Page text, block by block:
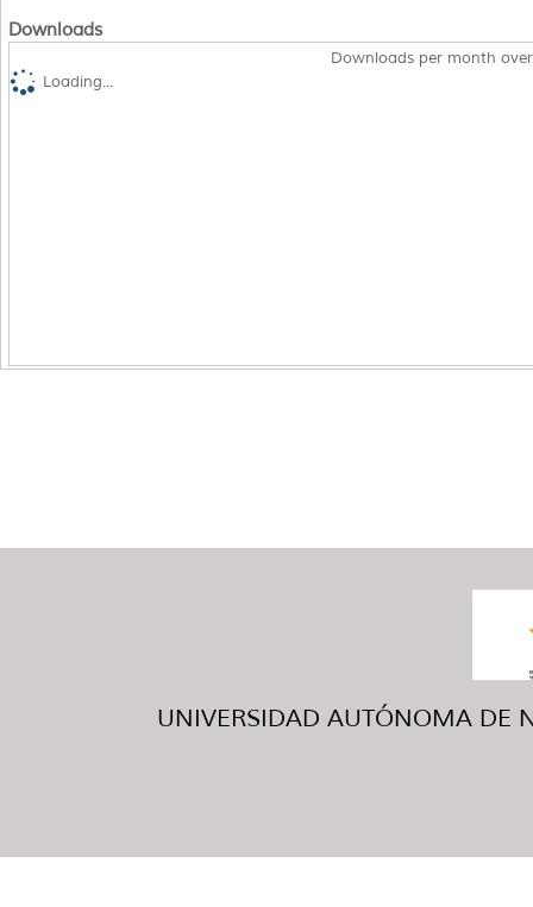
Downloads
Downloads per month
Loading...
UNIVERSIDAD AUTÓNOMA DE